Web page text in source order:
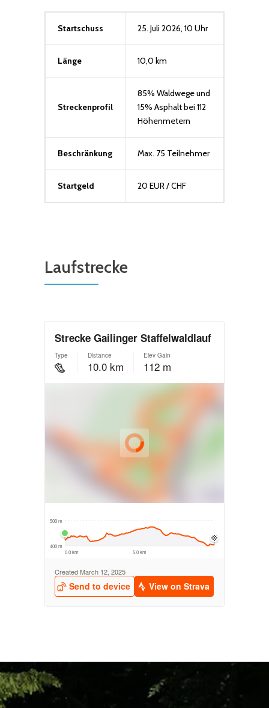
Startschuss 25. Juli 2026, 10 Uhr
Länge 10,0 km
Streckenprofil
85% Waldwege und
15% Asphalt bei 112
Höhenmetern
Beschränkung Max. 75 Teilnehmer
Startgeld 20 EUR / CHF
Laufstrecke